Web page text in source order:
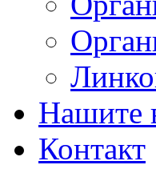
Нашите
Контакт